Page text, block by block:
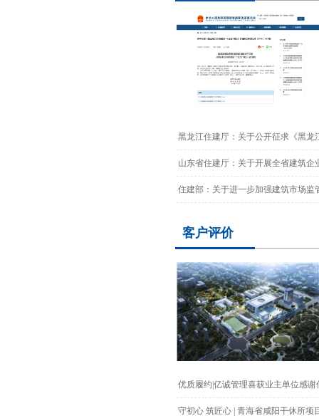
黑龙江住建厅：关于公开征求《黑龙
山东省住建厅：关于开展全省建筑企
住建部：关于进一步加强建筑市场监
客户评价
优质履约|亿诚管理喜获业主单位感谢
守初心 筑匠心 | 青海省咸阳干休所项